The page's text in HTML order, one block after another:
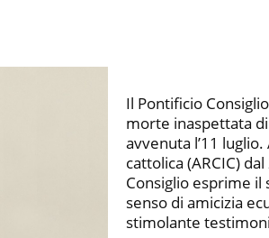
Il Pontificio
morte inaspettata di
avvenuta l’11
cattolica (ARCIC)
Consiglio esprime
senso di amicizia
stimolante